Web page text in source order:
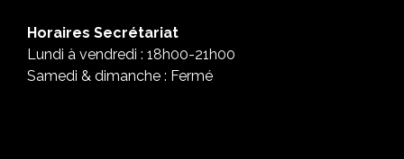
Horaires Secrétariat
Lundi à vendredi : 18h00-21h00
Samedi & dimanche : Fermé